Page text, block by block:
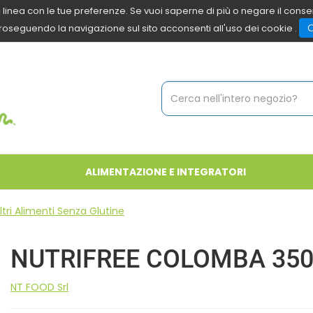
con le tue preferenze. Se vuoi saperne di più o negare il
la navigazione sul sito acconsenti all'uso dei cookie .
Cerca
Prodotto
ALIMENTAZIONE E INTEGRATORI
Alimenti Senza Glutine
NUTRIFREE COLOMBA
NT FOOD Srl